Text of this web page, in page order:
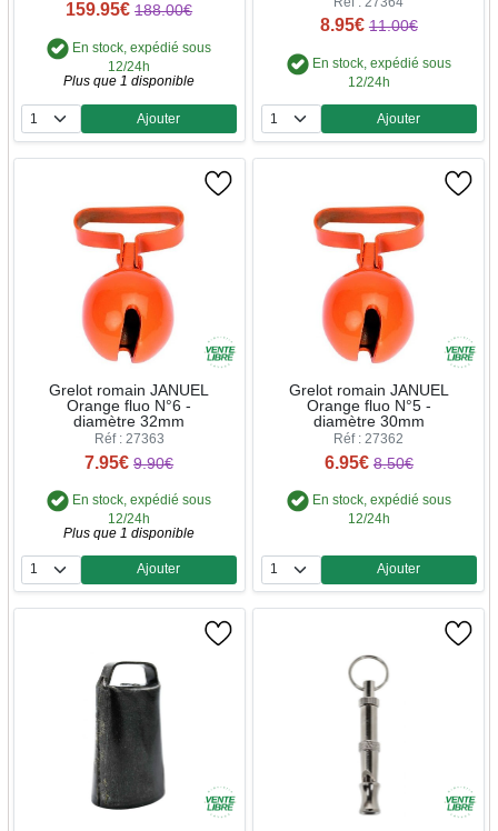
159.95€ 188.00€
En stock, expédié sous
12/24h
Plus que 1 disponible
Quantité
Ajouter
8.95€ 11.00€
En stock, expédié sous
12/24h
Quantité
Ajouter
Grelot romain JANUEL
Orange fluo N°6 -
diamètre 32mm
Réf : 27363
7.95€ 9.90€
En stock, expédié sous
12/24h
Plus que 1 disponible
Quantité
Ajouter
Grelot romain JANUEL
Orange fluo N°5 -
diamètre 30mm
Réf : 27362
6.95€ 8.50€
En stock, expédié sous
12/24h
Quantité
Ajouter